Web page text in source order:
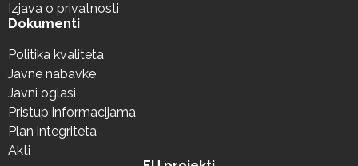
Izjava o privatnosti
Dokumenti
Politika kvaliteta
Javne nabavke
Javni oglasi
Pristup informacijama
Plan integriteta
Akti